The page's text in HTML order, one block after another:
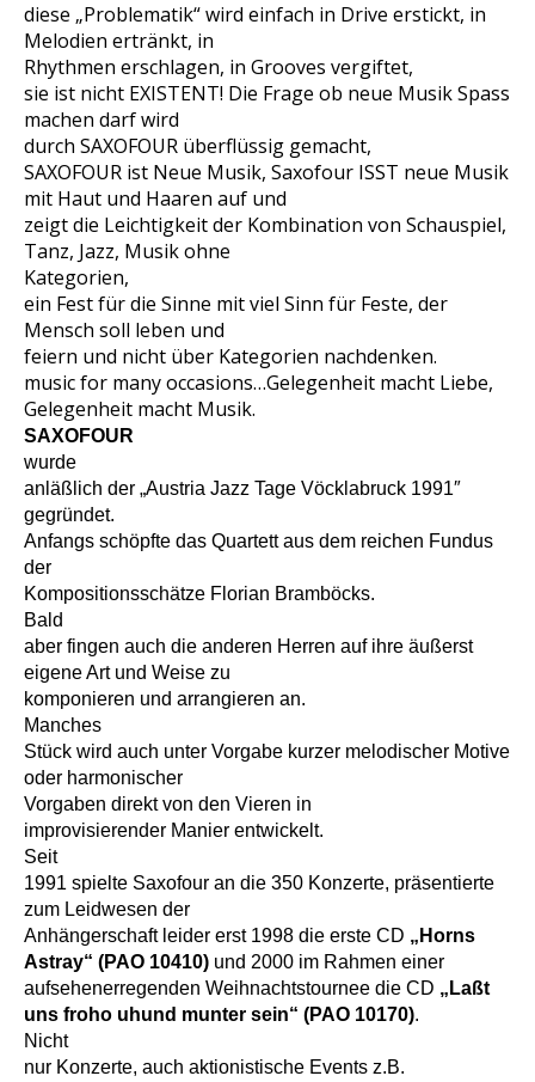
diese „Problematik“ wird einfach in Drive erstickt, in
Melodien ertränkt, in
Rhythmen erschlagen, in Grooves vergiftet,
sie ist nicht EXISTENT! Die Frage ob neue Musik Spass
machen darf wird
durch SAXOFOUR überflüssig gemacht,
SAXOFOUR ist Neue Musik, Saxofour ISST neue Musik
mit Haut und Haaren auf und
zeigt die Leichtigkeit der Kombination von Schauspiel,
Tanz, Jazz, Musik ohne
Kategorien,
ein Fest für die Sinne mit viel Sinn für Feste, der
Mensch soll leben und
feiern und nicht über Kategorien nachdenken.
music for many occasions…Gelegenheit macht Liebe,
Gelegenheit macht Musik.
SAXOFOUR
wurde
anläßlich der „Austria Jazz Tage Vöcklabruck 1991″
gegründet.
Anfangs schöpfte das Quartett aus dem reichen Fundus
der
Kompositionsschätze Florian Bramböcks.
Bald
aber fingen auch die anderen Herren auf ihre äußerst
eigene Art und Weise zu
komponieren und arrangieren an.
Manches
Stück wird auch unter Vorgabe kurzer melodischer Motive
oder harmonischer
Vorgaben direkt von den Vieren in
improvisierender Manier entwickelt.
Seit
1991 spielte Saxofour an die 350 Konzerte, präsentierte
zum Leidwesen der
Anhängerschaft leider erst 1998 die erste CD „Horns
Astray“ (PAO 10410) und 2000 im Rahmen einer
aufsehenerregenden Weihnachtstournee die CD „Laßt
uns froho uhund munter sein“ (PAO 10170).
Nicht
nur Konzerte, auch aktionistische Events z.B.